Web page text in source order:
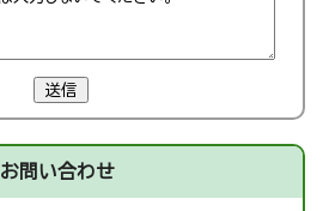
送信
お問い合わせ